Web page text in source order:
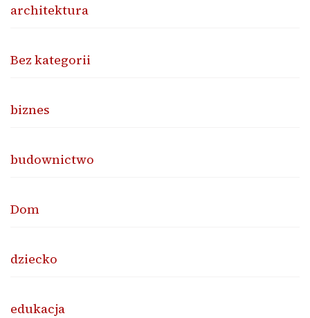
architektura
Bez kategorii
biznes
budownictwo
Dom
dziecko
edukacja